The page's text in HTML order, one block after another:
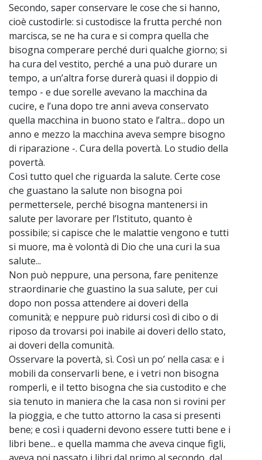
Secondo, saper conservare le cose che si hanno,
cioè custodirle: si custodisce la frutta perché non
marcisca, se ne ha cura e si compra quella che
bisogna comperare perché duri qualche giorno; si
ha cura del vestito, perché a una può durare un
tempo, a un’altra forse durerà quasi il doppio di
tempo - e due sorelle avevano la macchina da
cucire, e l’una dopo tre anni aveva conservato
quella macchina in buono stato e l’altra... dopo un
anno e mezzo la macchina aveva sempre bisogno
di riparazione -. Cura della povertà. Lo studio della
povertà.
Così tutto quel che riguarda la salute. Certe cose
che guastano la salute non bisogna poi
permettersele, perché bisogna mantenersi in
salute per lavorare per l’Istituto, quanto è
possibile; si capisce che le malattie vengono e tutti
si muore, ma è volontà di Dio che una curi la sua
salute...
Non può neppure, una persona, fare penitenze
straordinarie che guastino la sua salute, per cui
dopo non possa attendere ai doveri della
comunità; e neppure può ridursi così di cibo o di
riposo da trovarsi poi inabile ai doveri dello stato,
ai doveri della comunità.
Osservare la povertà, sì. Così un po’ nella casa: e i
mobili da conservarli bene, e i vetri non bisogna
romperli, e il tetto bisogna che sia custodito e che
sia tenuto in maniera che la casa non si rovini per
la pioggia, e che tutto attorno la casa si presenti
bene; e così i quaderni devono essere tutti bene e i
libri bene... e quella mamma che aveva cinque figli,